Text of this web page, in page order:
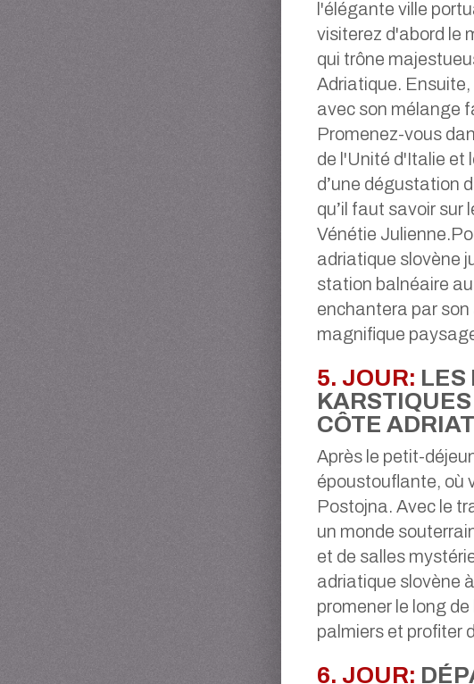
l'élégante ville
visiterez d'abord le
qui trône
Adriatique.
avec son mélange
Promenez-vous
de l'Unité d'Italie et
d’une dégustation
qu’il faut savoir sur
Vénétie
adriatique slovène
station balnéaire
enchantera par
magnifique
5. JOUR:
CÔTE
Après le petit-
époustouflante, où
Postojna. Avec le
un monde
et de salles
adriatique slovène
promener le long
palmiers et profiter
6. JOUR: